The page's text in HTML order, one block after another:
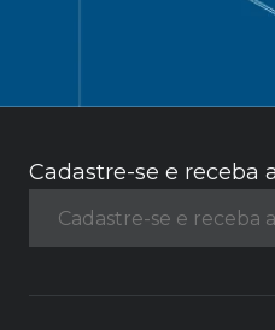
Cadastre-se e receba